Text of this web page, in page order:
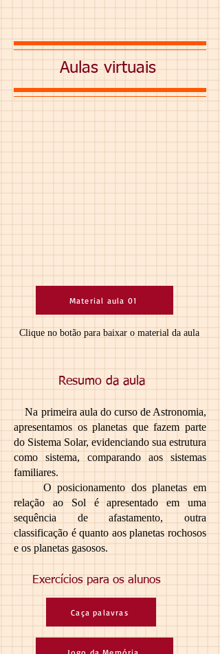
Aulas virtuais
Material aula 01
Clique no botão para baixar o material da aula
Resumo da aula
Na primeira aula do curso de Astronomia,
apresentamos os planetas que fazem parte
do Sistema Solar, evidenciando sua estrutura
como sistema, comparando aos sistemas
familiares.
O posicionamento dos planetas em
relação ao Sol é apresentado em uma
sequência de afastamento, outra
classificação é quanto aos planetas rochosos
e os planetas gasosos.
Exercícios para os alunos
Caça palavras
Jogo da Memória